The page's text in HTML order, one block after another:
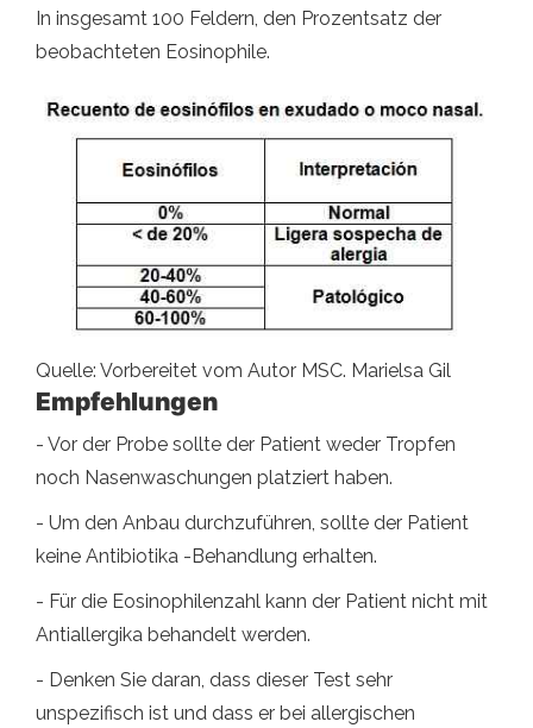
In insgesamt 100 Feldern, den Prozentsatz der
beobachteten Eosinophile.
Quelle: Vorbereitet vom Autor MSC. Marielsa Gil
Empfehlungen
- Vor der Probe sollte der Patient weder Tropfen
noch Nasenwaschungen platziert haben.
- Um den Anbau durchzuführen, sollte der Patient
keine Antibiotika -Behandlung erhalten.
- Für die Eosinophilenzahl kann der Patient nicht mit
Antiallergika behandelt werden.
- Denken Sie daran, dass dieser Test sehr
unspezifisch ist und dass er bei allergischen